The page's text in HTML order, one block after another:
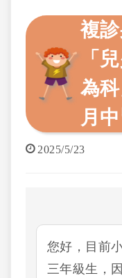
複
「
為
月
2025/5/23
您好，目前
三年級生，